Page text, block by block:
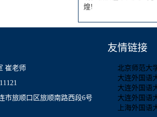
煌!
崔老师
市旅顺口区旅顺南路西段6号
友情链接
北京师范大
大连外国语
大连外国语
大连外国语
上海外国语